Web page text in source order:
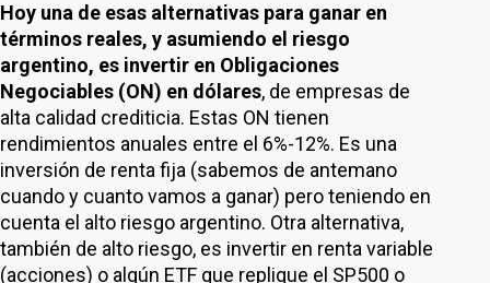
Hoy una de esas alternativas para ganar en
términos reales, y asumiendo el riesgo
argentino, es invertir en Obligaciones
Negociables (ON) en dólares, de empresas de
alta calidad crediticia. Estas ON tienen
rendimientos anuales entre el 6%-12%. Es una
inversión de renta fija (sabemos de antemano
cuando y cuanto vamos a ganar) pero teniendo en
cuenta el alto riesgo argentino. Otra alternativa,
también de alto riesgo, es invertir en renta variable
(acciones) o algún ETF que replique el SP500 o